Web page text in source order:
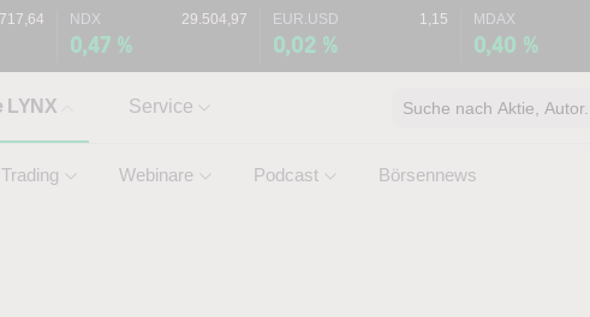
NDX 29.504,97
0,47 %
EUR.USD 1,15
0,02 %
MDAX
0,40 %
LYNX
Trading Webinare Podcast Börsennews
Service Suche nach Aktie, Autor...